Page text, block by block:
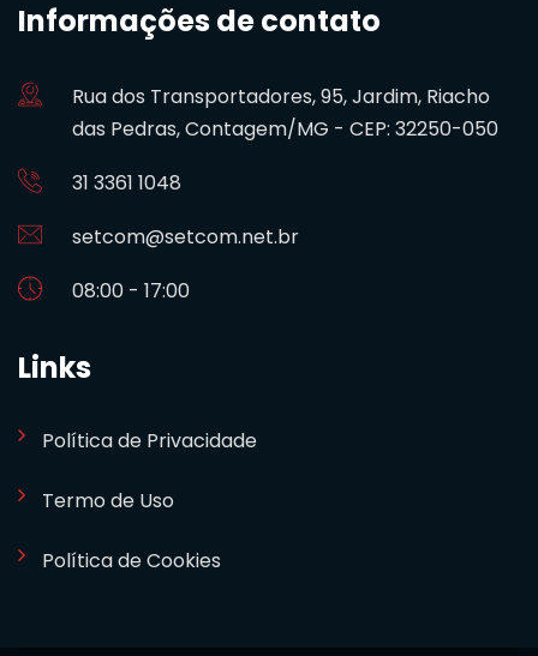
Informações de contato
Rua dos Transportadores, 95, Jardim, Riacho
das Pedras, Contagem/MG - CEP: 32250-050
31 3361 1048
setcom@setcom.net.br
08:00 - 17:00
Links
Política de Privacidade
Termo de Uso
Política de Cookies